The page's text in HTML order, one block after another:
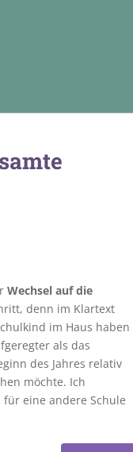
Wechsel auf die
denn im Klartext
im Haus haben
als das
des Jahres relativ
möchte. Ich
eine andere Schule